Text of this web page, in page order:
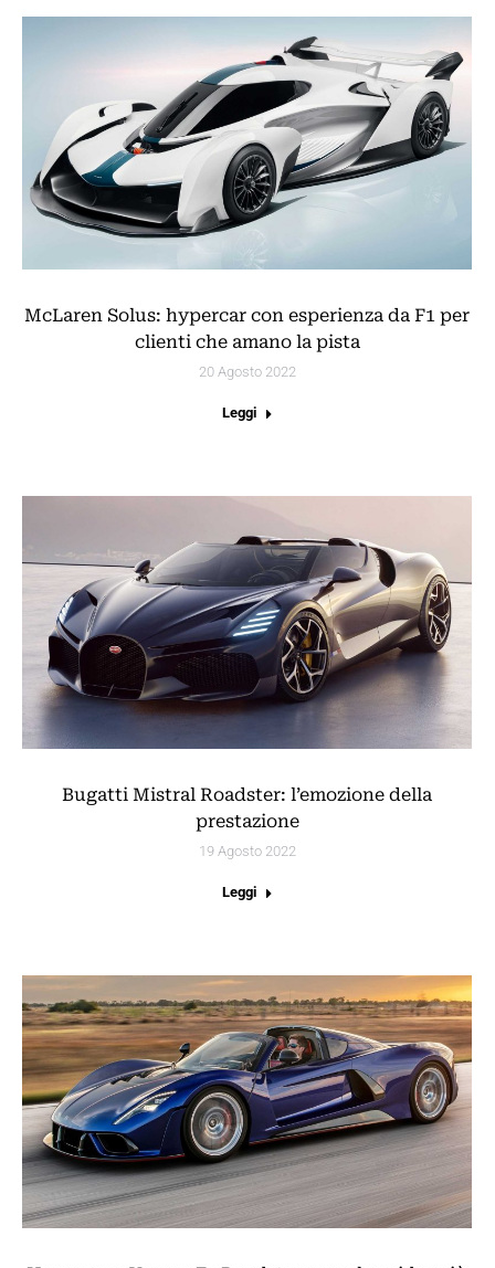
McLaren Solus: hypercar con esperienza da F1 per
clienti che amano la pista
20 Agosto 2022
Leggi
Bugatti Mistral Roadster: l’emozione della
prestazione
19 Agosto 2022
Leggi